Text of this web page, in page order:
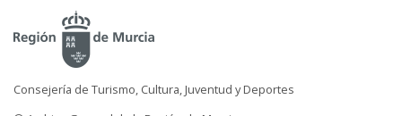
Consejería de Turismo, Cultura, Juventud y Deportes